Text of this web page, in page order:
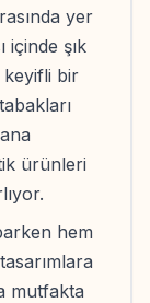
yer
içinde şık
bir
ürünleri
hem
mutfakta